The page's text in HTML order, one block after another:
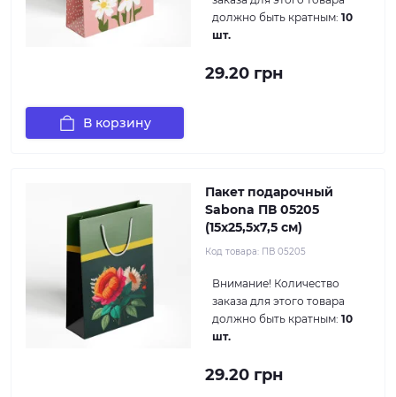
должно быть кратным: 10
шт.
29.20 грн
В корзину
Пакет подарочный
Sabona ПВ 05205
(15x25,5x7,5 см)
Код товара: ПВ 05205
Внимание! Количество
заказа для этого товара
должно быть кратным: 10
шт.
29.20 грн